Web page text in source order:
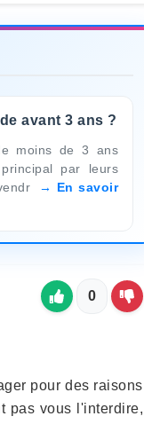
avant 3 ans ?
moins de 3 ans
par leurs
En savoir
0
pour des raisons
pas vous l'interdire,